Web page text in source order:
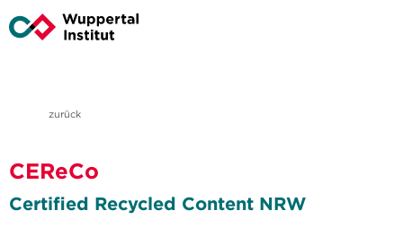
zurück
CEReCo
Certified Recycled Content NRW